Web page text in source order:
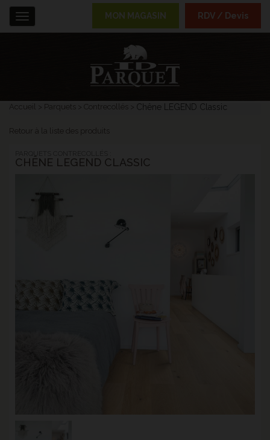
Accueil Parquets Contrecollés Chêne LEGEND Classic
Retour à la liste des produits
CHÊNE LEGEND CLASSIC
Menu MON MAGASIN RDV / Devis